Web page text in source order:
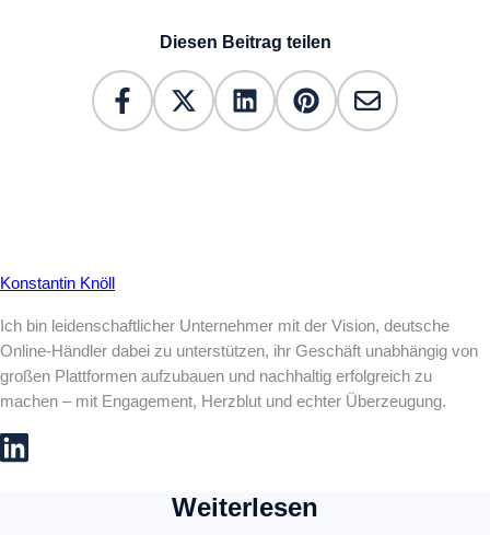
Diesen Beitrag teilen
Konstantin Knöll
Ich bin leidenschaftlicher Unternehmer mit der Vision, deutsche
Online-Händler dabei zu unterstützen, ihr Geschäft unabhängig von
großen Plattformen aufzubauen und nachhaltig erfolgreich zu
machen – mit Engagement, Herzblut und echter Überzeugung.
Weiterlesen